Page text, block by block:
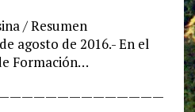
/ Resumen
agosto de 2016.- En el
Formación…